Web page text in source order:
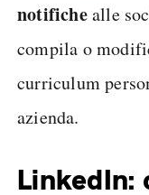
notifichealle
compila o
curriculum
azienda.
LinkedIn: